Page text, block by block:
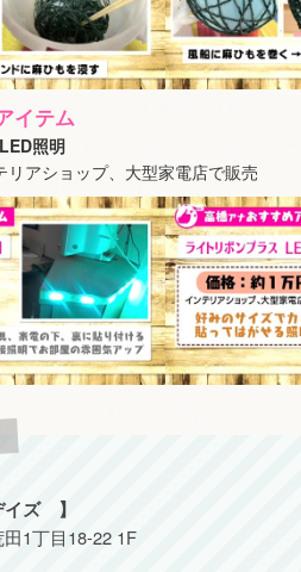
イテム
照明
アショップ、大型家電店で販売
イズ 】
1丁目18-22 1F